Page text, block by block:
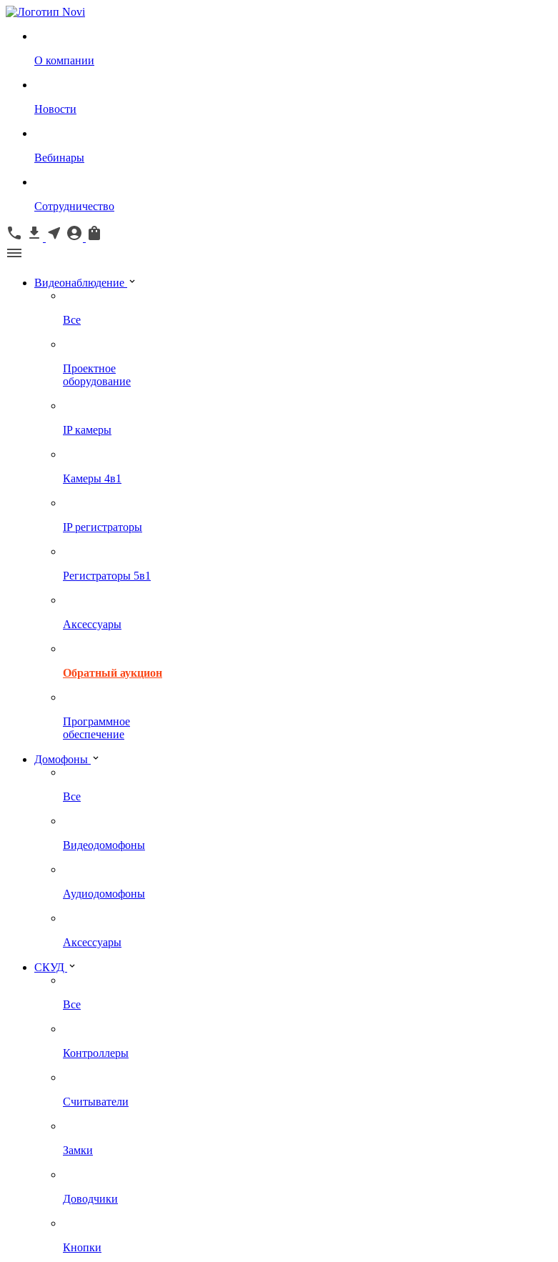
О компании
Новости
Вебинары
Сотрудничество
Видеонаблюдение
Все
Проектное
оборудование
IP камеры
Камеры 4в1
IP регистраторы
Регистраторы 5в1
Аксессуары
Обратный аукцион
Программное
обеспечение
Домофоны
Все
Видеодомофоны
Аудиодомофоны
Аксессуары
СКУД
Все
Контроллеры
Считыватели
Замки
Доводчики
Кнопки